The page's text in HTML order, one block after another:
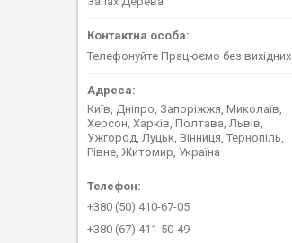
Телефонуйте Працюємо без вихідних
Київ, Дніпро, Запоріжжя, Миколаїв,
Херсон, Харків, Полтава, Львів,
Ужгород, Луцьк, Вінниця, Тернопіль,
Рівне, Житомир, Україна
+380 (50) 410-67-05
+380 (67) 411-50-49